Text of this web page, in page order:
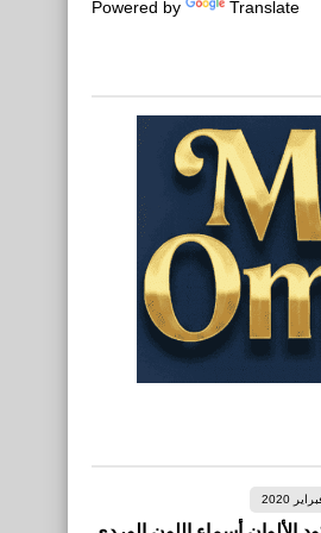
Powered by Translate